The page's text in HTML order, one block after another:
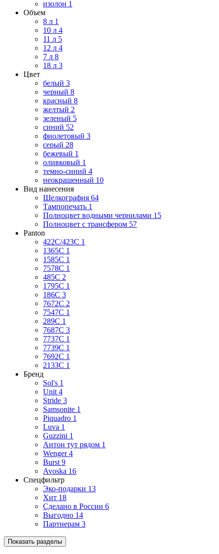
изолон 1
Объем
8 л 1
10 л 4
11 л 5
12 л 4
7 л 8
18 л 3
Цвет
белый 3
черный 8
красный 8
желтый 2
зеленый 5
синий 52
фиолетовый 3
серый 28
бежевый 1
оливковый 1
темно-синий 4
неокрашенный 10
Вид нанесения
Шелкография 64
Тампопечать 1
Полноцвет водными чернилами 15
Полноцвет с трансфером 57
Panton
422C/423C 1
1365C 1
1585C 1
7578C 1
485C 2
1795C 1
186C 3
7672C 2
7547C 1
289C 1
7687C 3
7737C 1
7739C 1
7692C 1
2133C 1
Бренд
Sol's 1
Unit4
Stride 3
Samsonite 1
Piquadro 1
Luva 1
Guzzini 1
Антон тут рядом 1
Wenger4
Burst9
Avoska 16
Спецфильтр
Эко-подарки 13
Хит 18
Сделано в России 6
Выгодно 14
Партнерам 3
Показать разделы